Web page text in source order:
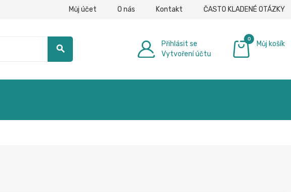
Můj účet O nás Kontakt ČASTO KLADENÉ OTÁZKY
search
Přihlásit se
Vytvoření účtu
0
Můj košík